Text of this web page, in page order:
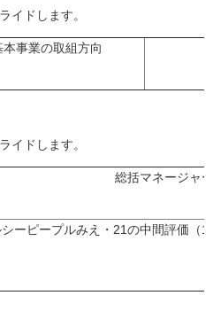
イドします。
事業の取組方向
イドします。
総括マネージャ
ーピープルみえ・21の中間評価（